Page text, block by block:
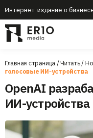
Интернет-издание о
Главная страница/Читать/
голосовые ИИ-устройства
OpenAI
ИИ-устройства